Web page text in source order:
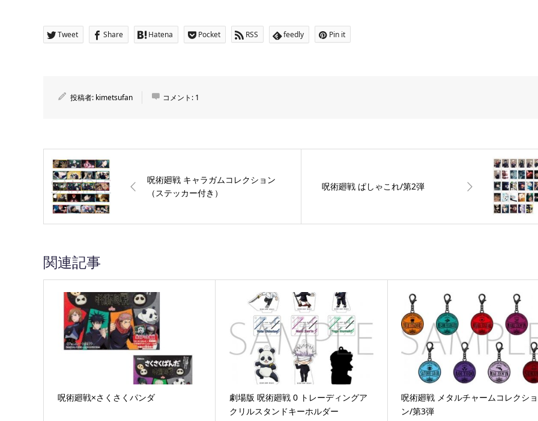
Tweet Share Hatena Pocket RSS feedly Pin it
投稿者: kimetsufan コメント: 1
呪術廻戦 キャラガムコレクション
（ステッカー付き）
呪術廻戦 ぱしゃこれ/第2弾
関連記事
呪術廻戦×さくさくパンダ
劇場版 呪術廻戦 0 トレーディングア
クリルスタンドキーホルダー
呪術廻戦 メタルチャームコレクショ
ン/第3弾